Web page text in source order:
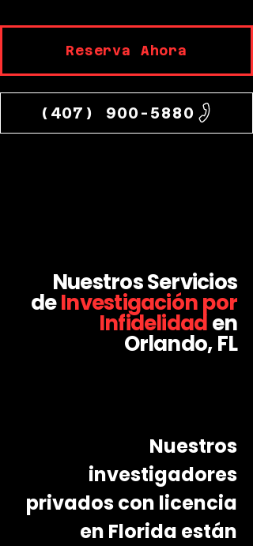
Reserva Ahora
(407) 900-5880
Nuestros Servicios
deInvestigación por
Infidelidaden
Orlando, FL
Nuestros
investigadores
privados con licencia
en Florida están